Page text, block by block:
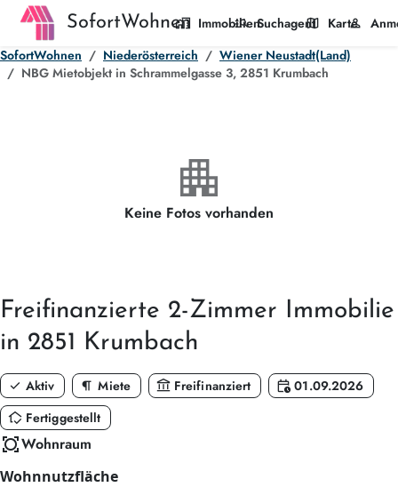
SofortWohnen
home_work Immobilien
manage_search Suchagent
map Karte
person
SofortWohnen
Niederösterreich
Wiener Neustadt(Land)
NBG Mietobjekt in Schrammelgasse 3, 2851 Krumbach
apartment
Keine Fotos vorhanden
Freifinanzierte 2-Zimmer Immobilie
in 2851 Krumbach
check Aktiv format_paragraph Miete account_balance Freifinanziert calendar_clock 01.09.2026
in_home_mode Fertiggestellt
all_outWohnraum
Wohnnutzfläche